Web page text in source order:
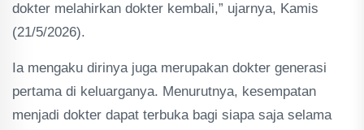
dokter melahirkan dokter kembali,” ujarnya, Kamis
(21/5/2026).
Ia mengaku dirinya juga merupakan dokter generasi
pertama di keluarganya. Menurutnya, kesempatan
menjadi dokter dapat terbuka bagi siapa saja selama